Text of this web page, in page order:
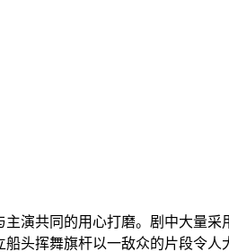
演共同的用心打磨。剧中大量
头挥舞旗杆以一敌众的片段令